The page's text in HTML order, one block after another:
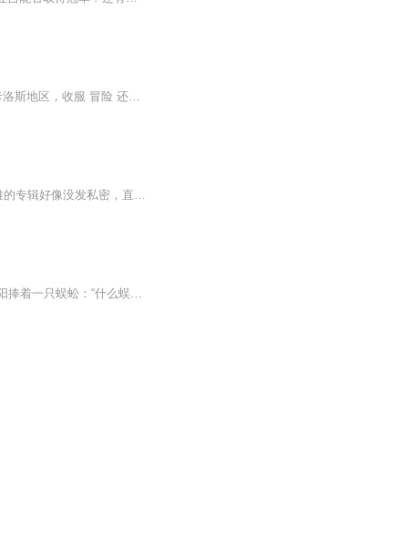
在神奇宝贝的世界里，有 800多只神奇宝贝， 这些神奇宝贝与人类，和平共处。 明境，在卡洛斯地区，收服 冒险 还有一场大危机等着他。
小时候发疯写的文，里面有小智严重不符合动漫形象（简称ooc）而且后面烂尾了（喜马拉雅的专辑好像没发私密，直接删了我又舍不得）所总之不要听啊！！！
蓝星异变，无数动物疯狂进化，拥有各种各样的超能力。人类开始收服灵兽、操控灵兽。林阳捧着一只蜈蚣：“什么蜈蚣？明明是遨游九天的神龙！”